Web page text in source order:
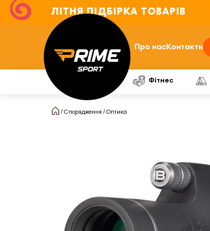
ЛІТНЯ ПІДБІРКА ТОВАРІВ
Про насКонтакти
Фітнес
Спорядження Оптика